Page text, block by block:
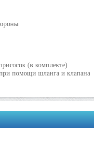
(в комплекте)
помощи шланга и клапана